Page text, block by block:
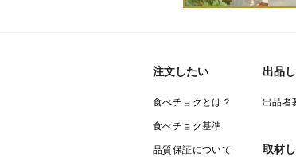
注文したい
食べチョクとは？
食べチョク基準
品質保証について
出品
出品者
取材